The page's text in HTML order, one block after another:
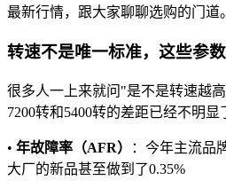
最新行情，跟大家聊聊选购的门道。
转速不是唯一标准，这些参
很多人一上来就问"是不是转速越
7200转和5400转的差距已经不明显
• 年故障率（AFR）
：今年主流品
大厂的新品甚至做到了0.35%